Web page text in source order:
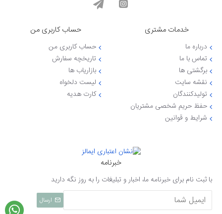
خدمات مشتری
درباره ما
تماس با ما
برگشتی ها
نقشه سایت
تولیدکنندگان
حفظ حریم شخصی مشتریان
شرایط و قوانین
حساب کاربری من
حساب کاربری من
تاریخچه سفارش
بازاریاب ها
لیست دلخواه
کارت هدیه
خبرنامه
با ثبت نام برای خبرنامه ما، اخبار و تبلیغات را به روز نگه دارید
ارسال